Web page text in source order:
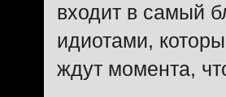
входит в самый
идиотами,
ждут момента,